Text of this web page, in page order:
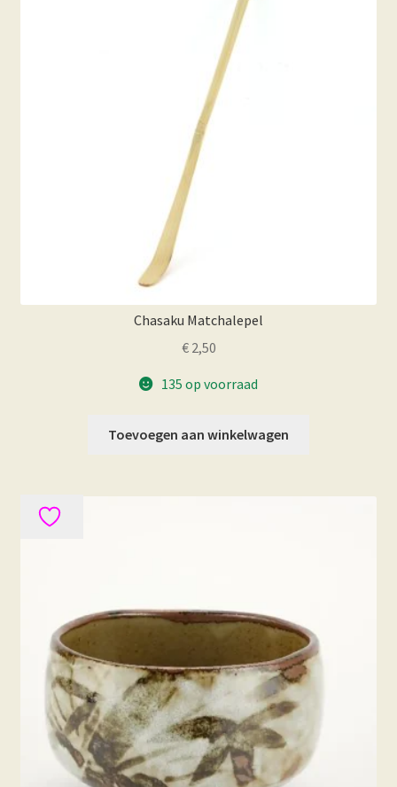
Chasaku Matchalepel
€2,50
135 op voorraad
Toevoegen aan winkelwagen